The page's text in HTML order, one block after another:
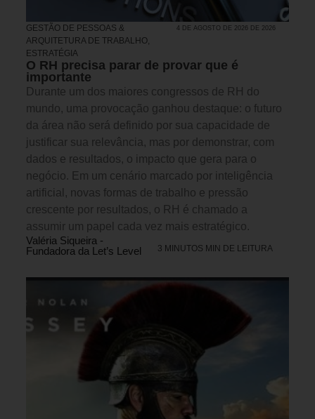
GESTÃO DE PESSOAS &
ARQUITETURA DE TRABALHO,
ESTRATÉGIA
4 DE AGOSTO DE 2026 DE 2026
O RH precisa parar de provar que é
importante
Durante um dos maiores congressos de RH do
mundo, uma provocação ganhou destaque: o futuro
da área não será definido por sua capacidade de
justificar sua relevância, mas por demonstrar, com
dados e resultados, o impacto que gera para o
negócio. Em um cenário marcado por inteligência
artificial, novas formas de trabalho e pressão
crescente por resultados, o RH é chamado a
assumir um papel cada vez mais estratégico.
Valéria Siqueira -
Fundadora da Let’s Level
3 MINUTOS MIN DE LEITURA